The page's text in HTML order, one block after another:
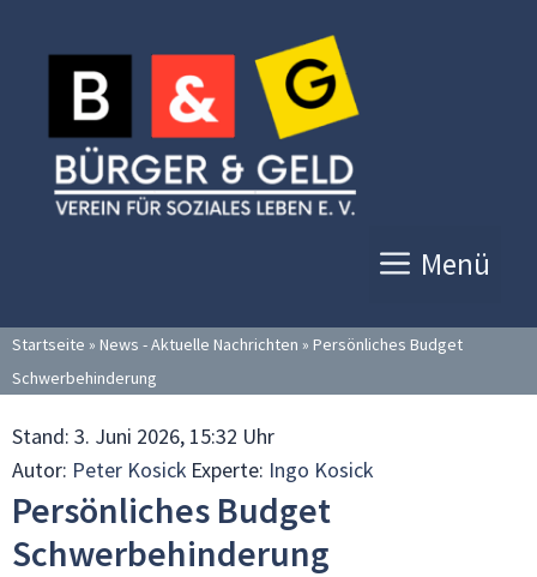
Inhalt
springen
Menü
Startseite » News - Aktuelle Nachrichten » Persönliches Budget
Schwerbehinderung
Stand: 3. Juni 2026, 15:32 Uhr
Autor: Peter Kosick Experte: Ingo Kosick
Persönliches Budget
Schwerbehinderung